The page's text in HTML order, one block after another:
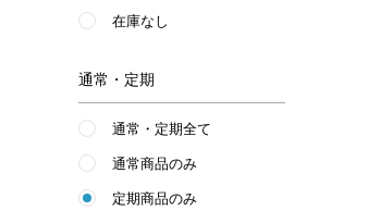
在庫なし
通常・定期
通常・定期全て
通常商品のみ
定期商品のみ